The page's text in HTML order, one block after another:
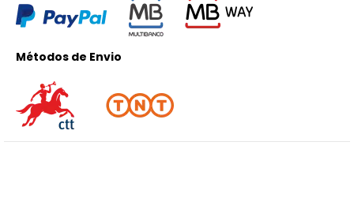
Métodos de Envio